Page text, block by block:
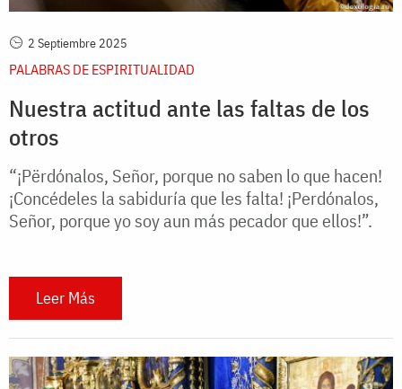
2 Septiembre 2025
PALABRAS DE ESPIRITUALIDAD
Nuestra actitud ante las faltas de los
otros
“¡Përdónalos, Señor, porque no saben lo que hacen!
¡Concédeles la sabiduría que les falta! ¡Perdónalos,
Señor, porque yo soy aun más pecador que ellos!”.
Leer Más